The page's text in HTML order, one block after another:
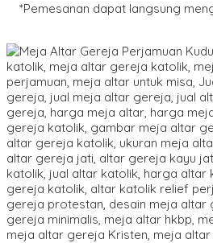
*Pemesanan dapat langsung